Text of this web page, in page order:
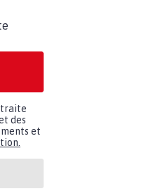
traite
des
et